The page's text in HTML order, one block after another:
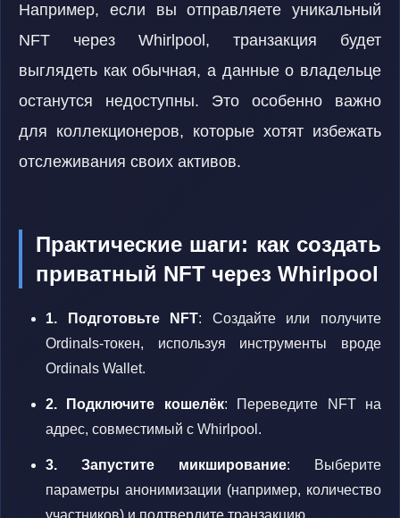
Например, если вы отправляете уникальный
NFT через Whirlpool, транзакция будет
выглядеть как обычная, а данные о владельце
останутся недоступны. Это особенно важно
для коллекционеров, которые хотят избежать
отслеживания своих активов.
Практические шаги: как создать
приватный NFT через Whirlpool
1. Подготовьте NFT: Создайте или получите
Ordinals-токен, используя инструменты вроде
Ordinals Wallet.
2. Подключите кошелёк: Переведите NFT на
адрес, совместимый с Whirlpool.
3. Запустите микширование: Выберите
параметры анонимизации (например, количество
участников) и подтвердите транзакцию.